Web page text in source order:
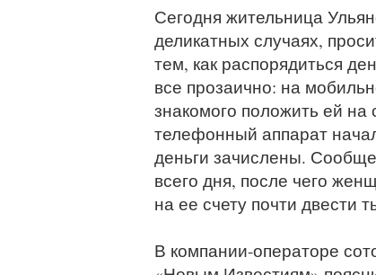
Сегодня жительница
деликатных случаях,
тем, как распорядиться
все прозаично: на
знакомого положить ей
телефонный аппарат
деньги зачислены.
всего дня, после чего
на ее счету почти двести
В компании-операторе